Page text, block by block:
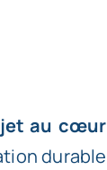
au cœur
durable